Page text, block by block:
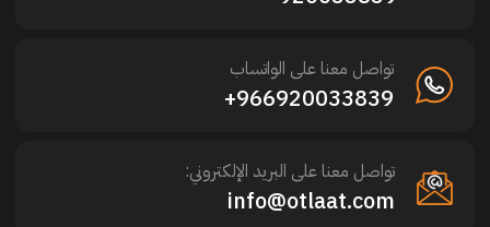
تواصل معنا على الواتساب
966920033839+
تواصل معنا على البريد الإلكتروني:
info@otlaat.com